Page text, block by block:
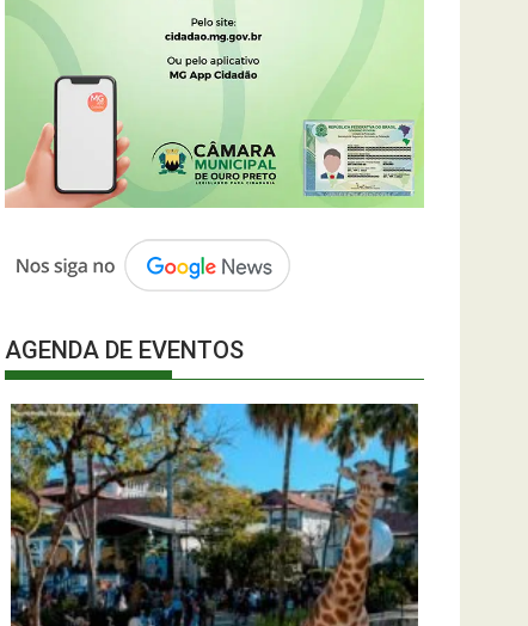
AGENDA DE EVENTOS